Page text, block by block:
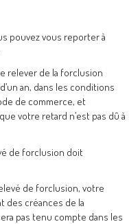
pouvez vous reporter à
relever de la forclusion
an, dans les conditions
de commerce, et
votre retard n’est pas dû à
de forclusion doit
de forclusion, votre
des créances de la
pas tenu compte dans les